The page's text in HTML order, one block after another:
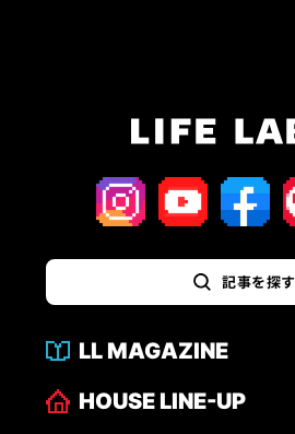
記事を探す
LL MAGAZINE
HOUSE LINE-UP